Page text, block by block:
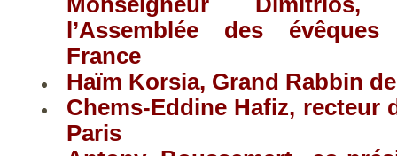
l’Assemblée des
France
Haïm Korsia, Grand Rabbin
Chems-Eddine Hafiz, recteur
Paris